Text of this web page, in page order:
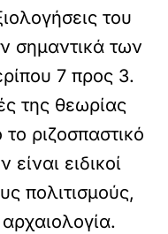
του
σημαντικά των
7 προς 3.
της θεωρίας
ριζοσπαστικό
ειδικοί
πολιτισμούς,